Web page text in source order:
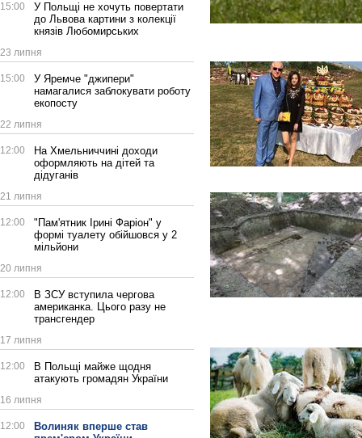
15:00
У Польщі не хочуть повертати
до Львова картини з колекції
князів Любомирських
23 липня
15:00
У Яремче "джипери"
намагалися заблокувати роботу
екопосту
22 липня
12:00
На Хмельниччині доходи
оформляють на дітей та
дідуганів
21 липня
12:00
"Пам'ятник Ірині Фаріон" у
формі туалету обійшовся у 2
мільйони
20 липня
12:00
В ЗСУ вступила чергова
американка. Цього разу не
трансгендер
17 липня
12:00
В Польщі майже щодня
атакують громадян України
16 липня
12:00
Волиняк вперше став